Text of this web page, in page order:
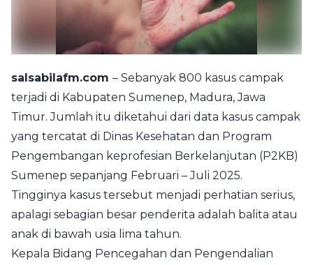
salsabilafm.com – Sebanyak 800 kasus campak
terjadi di Kabupaten Sumenep, Madura, Jawa
Timur. Jumlah itu diketahui dari data kasus campak
yang tercatat di Dinas Kesehatan dan Program
Pengembangan keprofesian Berkelanjutan (P2KB)
Sumenep sepanjang Februari – Juli 2025.
Tingginya kasus tersebut menjadi perhatian serius,
apalagi sebagian besar penderita adalah balita atau
anak di bawah usia lima tahun.
Kepala Bidang Pencegahan dan Pengendalian